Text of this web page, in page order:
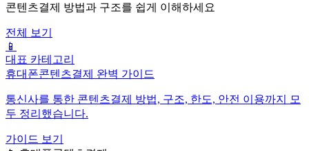
콘텐츠결제 방법과 구조를 쉽게 이해하세요
전체 보기
📱
대표 카테고리
휴대폰콘텐츠결제 완벽 가이드
통신사를 통한 콘텐츠결제 방법, 구조, 한도, 안전 이용까지 모
두 정리했습니다.
가이드 보기